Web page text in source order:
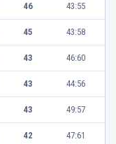
46 43:55
45 43:58
43 46:60
43 44:56
43 49:57
42 47:61